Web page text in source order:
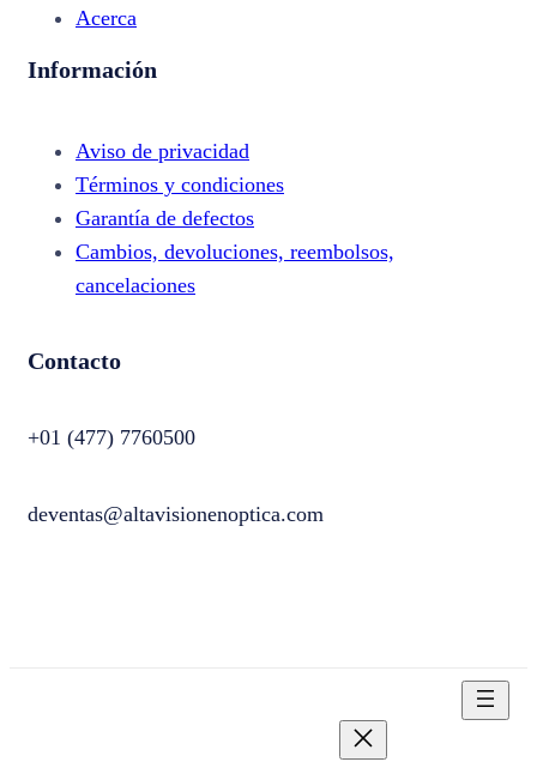
Acerca
Información
Aviso de privacidad
Términos y condiciones
Garantía de defectos
Cambios, devoluciones, reembolsos,
cancelaciones
Contacto
+01 (477) 7760500
deventas@altavisionenoptica.com